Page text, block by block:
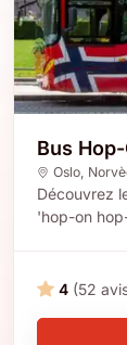
Bus
Oslo,
Découvrez
'hop-on
4 (52